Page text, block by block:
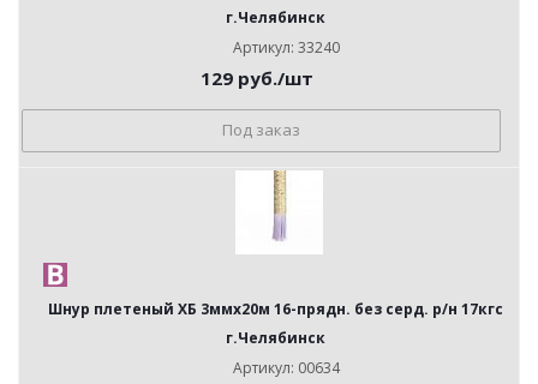
г.Челябинск
Артикул: 33240
129 руб./шт
Под заказ
Шнур плетеный ХБ 3ммх20м 16-прядн. без серд. р/н 17кгс
г.Челябинск
Артикул: 00634